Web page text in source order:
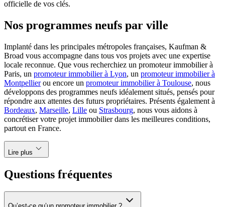
officielle de vos clés.
Nos programmes neufs par ville
Implanté dans les principales métropoles françaises, Kaufman &
Broad vous accompagne dans tous vos projets avec une expertise
locale reconnue. Que vous recherchiez un promoteur immobilier à
Paris, un promoteur immobilier à Lyon, un promoteur immobilier à
Montpellierou encore un promoteur immobilier à Toulouse, nous
développons des programmes neufs idéalement situés, pensés pour
répondre aux attentes des futurs propriétaires. Présents également à
Bordeaux, Marseille, Lille ou Strasbourg, nous vous aidons à
concrétiser votre projet immobilier dans les meilleures conditions,
partout en France.
Lire plus keyboard_arrow_down
Questions fréquentes